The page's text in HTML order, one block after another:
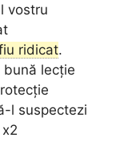
vostru
ridicat.
lecție
l suspectezi